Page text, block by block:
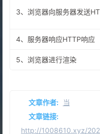
3、浏览器向服务器发送
4、服务器响应HTTP响应
5、浏览器进行渲染
文章作者:
当
文章链接:
http://1008610.xyz/